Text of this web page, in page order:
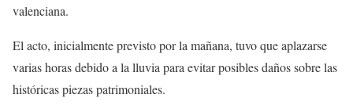
valenciana.
El acto, inicialmente previsto por la mañana, tuvo que aplazarse
varias horas debido a la lluvia para evitar posibles daños sobre las
históricas piezas patrimoniales.